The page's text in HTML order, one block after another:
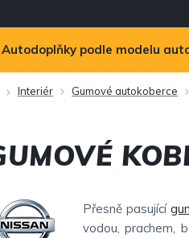
Autodoplňky podle modelu
Interiér Gumové autokoberce
Přesně pasující
vodou, prachem,